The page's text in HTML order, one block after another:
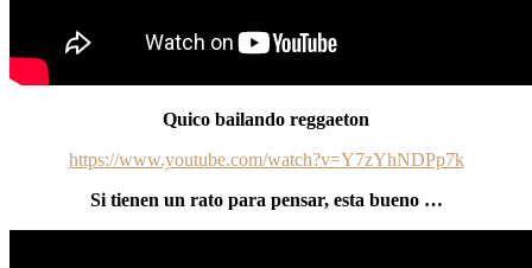
Quico bailando reggaeton
https://www.youtube.com/watch?v=Y7zYhNDPp7k
Si tienen un rato para pensar, esta bueno …